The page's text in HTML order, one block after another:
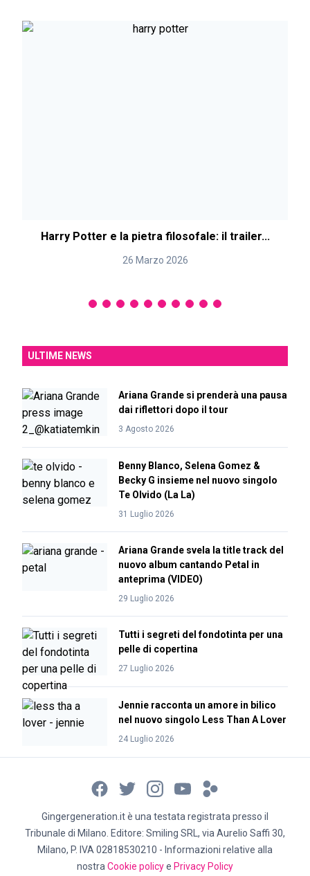
Harry Potter e la pietra filosofale: il trailer...
26 Marzo 2026
ULTIME NEWS
Ariana Grande si prenderà una pausa
dai riflettori dopo il tour
3 Agosto 2026
Benny Blanco, Selena Gomez &
Becky G insieme nel nuovo singolo
Te Olvido (La La)
31 Luglio 2026
Ariana Grande svela la title track del
nuovo album cantando Petal in
anteprima (VIDEO)
29 Luglio 2026
Tutti i segreti del fondotinta per una
pelle di copertina
27 Luglio 2026
Jennie racconta un amore in bilico
nel nuovo singolo Less Than A Lover
24 Luglio 2026
Gingergeneration.it è una testata registrata presso il
Tribunale di Milano. Editore: Smiling SRL, via Aurelio Saffi 30,
Milano, P. IVA 02818530210 - Informazioni relative alla
nostra Cookie policye Privacy Policy